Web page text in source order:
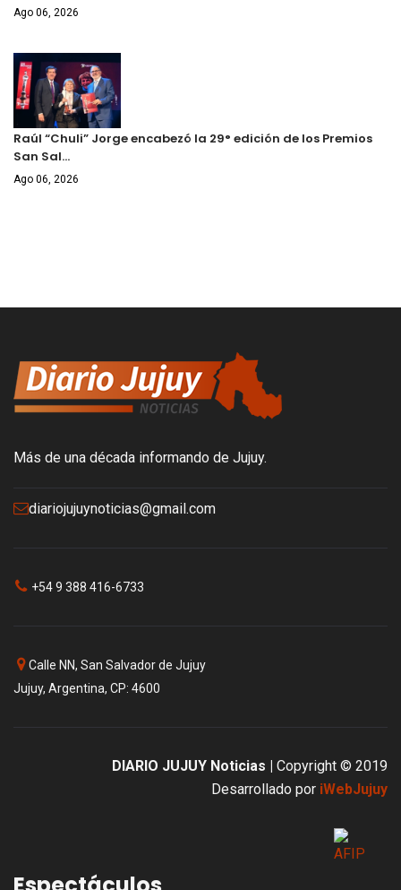
Ago 06, 2026
Raúl “Chuli” Jorge encabezó la 29° edición de los Premios
San Sal…
Ago 06, 2026
Más de una década informando de Jujuy.
diariojujuynoticias@gmail.com
+54 9 388 416-6733
Calle NN, San Salvador de Jujuy
Jujuy, Argentina, CP: 4600
DIARIO JUJUY Noticias | Copyright © 2019
Desarrollado por iWebJujuy